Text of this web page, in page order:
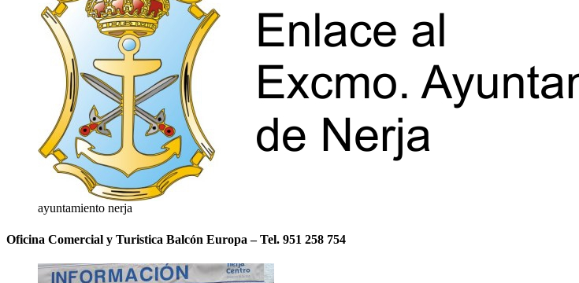
ayuntamiento nerja
Oficina Comercial y Turistica Balcón Europa – Tel. 951 258 754